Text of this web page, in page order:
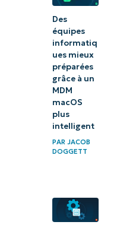
Des
équipes
informatiq
ues mieux
préparées
grâce à un
MDM
macOS
plus
intelligent
PARJACOB
DOGGETT